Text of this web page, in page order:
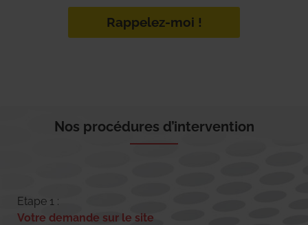
Rappelez-moi !
Nos procédures d’intervention
Etape 1 :
Votre demande sur le site